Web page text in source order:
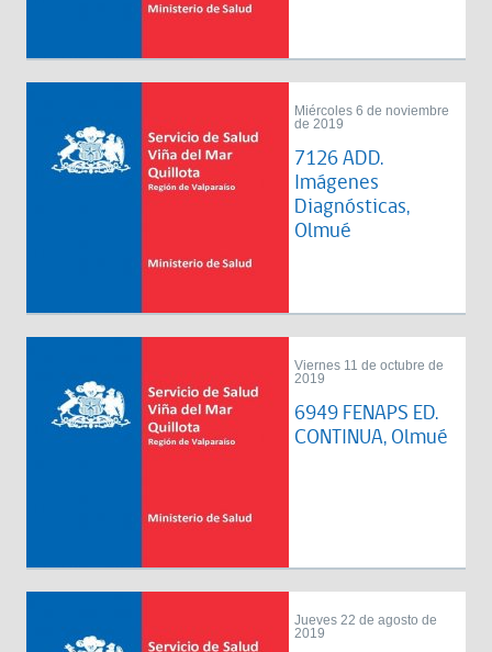
Miércoles 6 de noviembre
de 2019
7126 ADD.
Imágenes
Diagnósticas,
Olmué
Viernes 11 de octubre de
2019
6949 FENAPS ED.
CONTINUA, Olmué
Jueves 22 de agosto de
2019